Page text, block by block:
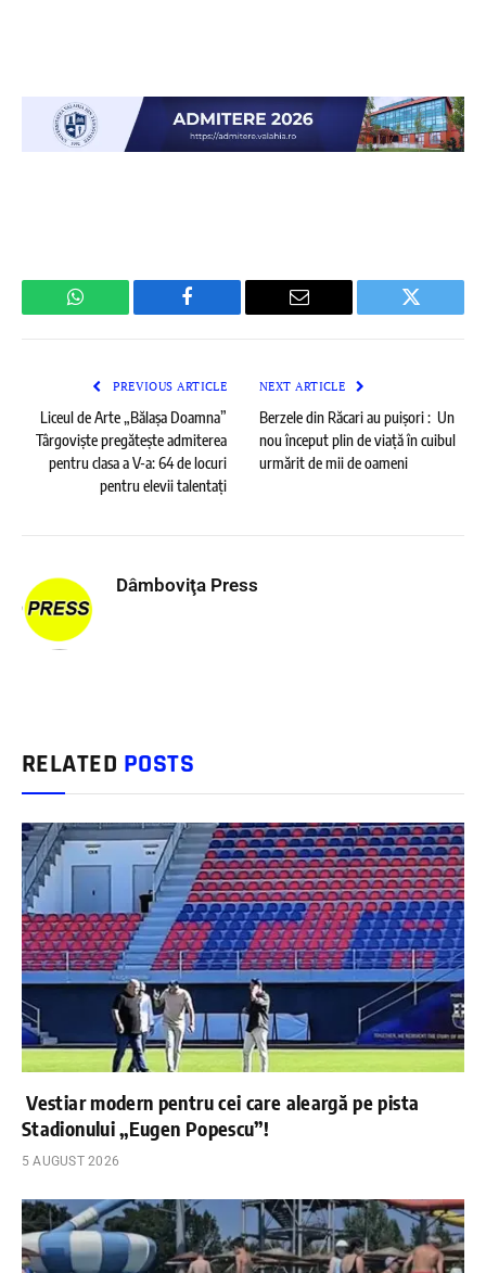
WhatsApp Facebook Email Twitter
PREVIOUS ARTICLE
Liceul de Arte „Bălașa Doamna”
Târgoviște pregătește admiterea
pentru clasa a V-a: 64 de locuri
pentru elevii talentați
NEXT ARTICLE
Berzele din Răcari au puișori : Un
nou început plin de viață în cuibul
urmărit de mii de oameni
Dâmboviţa Press
RELATED POSTS
Vestiar modern pentru cei care aleargă pe pista
Stadionului „Eugen Popescu”!
5 AUGUST 2026